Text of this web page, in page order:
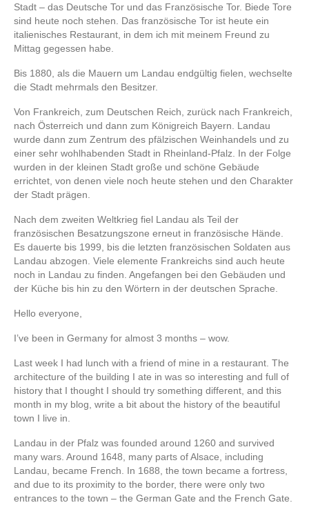
Stadt – das Deutsche Tor und das Französische Tor. Biede Tore
sind heute noch stehen. Das französische Tor ist heute ein
italienisches Restaurant, in dem ich mit meinem Freund zu
Mittag gegessen habe.
Bis 1880, als die Mauern um Landau endgültig fielen, wechselte
die Stadt mehrmals den Besitzer.
Von Frankreich, zum Deutschen Reich, zurück nach Frankreich,
nach Österreich und dann zum Königreich Bayern. Landau
wurde dann zum Zentrum des pfälzischen Weinhandels und zu
einer sehr wohlhabenden Stadt in Rheinland-Pfalz. In der Folge
wurden in der kleinen Stadt große und schöne Gebäude
errichtet, von denen viele noch heute stehen und den Charakter
der Stadt prägen.
Nach dem zweiten Weltkrieg fiel Landau als Teil der
französischen Besatzungszone erneut in französische Hände.
Es dauerte bis 1999, bis die letzten französischen Soldaten aus
Landau abzogen. Viele elemente Frankreichs sind auch heute
noch in Landau zu finden. Angefangen bei den Gebäuden und
der Küche bis hin zu den Wörtern in der deutschen Sprache.
Hello everyone,
I’ve been in Germany for almost 3 months – wow.
Last week I had lunch with a friend of mine in a restaurant. The
architecture of the building I ate in was so interesting and full of
history that I thought I should try something different, and this
month in my blog, write a bit about the history of the beautiful
town I live in.
Landau in der Pfalz was founded around 1260 and survived
many wars. Around 1648, many parts of Alsace, including
Landau, became French. In 1688, the town became a fortress,
and due to its proximity to the border, there were only two
entrances to the town – the German Gate and the French Gate.